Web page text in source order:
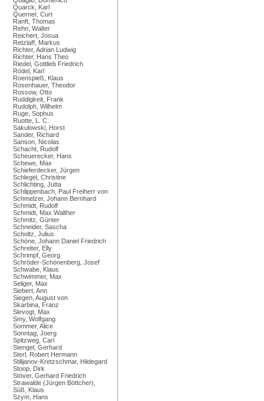
Quarck, Karl
Querner, Curt
Ranft, Thomas
Rehn, Walter
Reichert, Josua
Retzlaff, Markus
Richter, Adrian Ludwig
Richter, Hans Theo
Riedel, Gottlieb Friedrich
Rödel, Karl
Roenspieß, Klaus
Rosenhauer, Theodor
Rossow, Otto
Ruddigkeit, Frank
Rudolph, Wilhelm
Ruge, Sophus
Ruotte, L. C.
Sakulowski, Horst
Sander, Richard
Sanson, Nicolas
Schacht, Rudolf
Scheuerecker, Hans
Schewe, Max
Schieferdecker, Jürgen
Schlegel, Christine
Schlichting, Jutta
Schlippenbach, Paul Freiherr von
Schmelzer, Johann Bernhard
Schmidt, Rudolf
Schmidt, Max Walther
Schmitz, Günter
Schneider, Sascha
Scholtz, Julius
Schöne, Johann Daniel Friedrich
Schreiter, Elly
Schrimpf, Georg
Schröder-Schönenberg, Josef
Schwabe, Klaus
Schwimmer, Max
Seliger, Max
Siebert, Ann
Siegen, August von
Skarbina, Franz
Slevogt, Max
Smy, Wolfgang
Sommer, Alice
Sonntag, Joerg
Spitzweg, Carl
Stengel, Gerhard
Sterl, Robert Hermann
Stilijanov-Kretzschmar, Hildegard
Stoop, Dirk
Stöver, Gerhard Friedrich
Strawalde (Jürgen Böttcher),
Süß, Klaus
Szym, Hans